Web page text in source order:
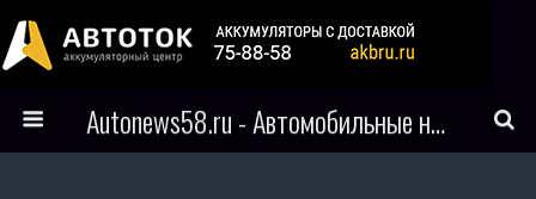
Autonews58.ru - Автомобильные новости Пензы и всего мира